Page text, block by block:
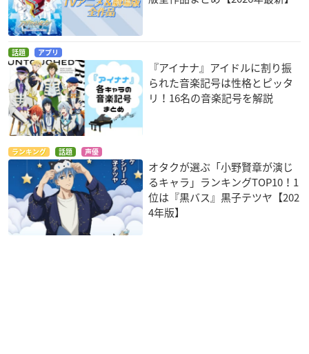
話題 アプリ
『アイナナ』アイドルに割り振
られた音楽記号は性格とピッタ
リ！16名の音楽記号を解説
ランキング 話題 声優
オタクが選ぶ「小野賢章が演じ
るキャラ」ランキングTOP10！1
位は『黒バス』黒子テツヤ【202
4年版】